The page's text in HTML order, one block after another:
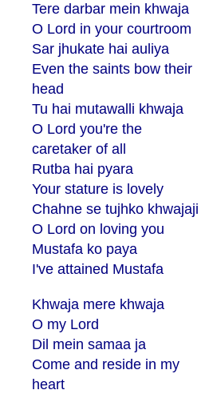
Tere darbar mein khwaja
O Lord in your courtroom
Sar jhukate hai auliya
Even the saints bow their
head
Tu hai mutawalli khwaja
O Lord you're the
caretaker of all
Rutba hai pyara
Your stature is lovely
Chahne se tujhko khwajaji
O Lord on loving you
Mustafa ko paya
I've attained Mustafa
Khwaja mere khwaja
O my Lord
Dil mein samaa ja
Come and reside in my
heart